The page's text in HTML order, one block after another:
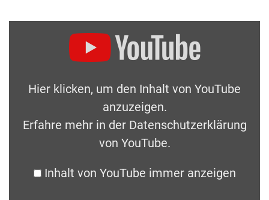
Hier klicken, um den Inhalt von YouTube
anzuzeigen.
Erfahre mehr in der Datenschutzerklärung
von YouTube.
Inhalt von YouTube immer anzeigen